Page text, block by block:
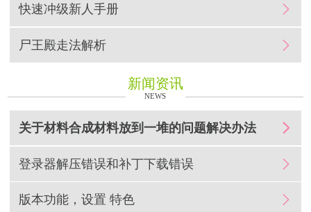

快速冲级新人手册

尸王殿走法解析
新闻资讯
NEWS

关于材料合成材料放到一堆的问题解决办法

登录器解压错误和补丁下载错误

版本功能，设置 特色